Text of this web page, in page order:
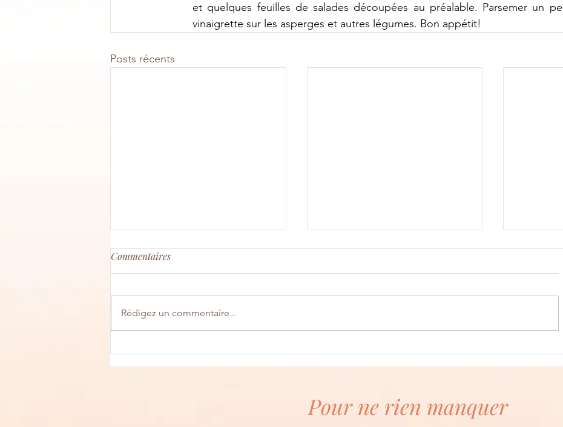
et quelques feuilles de salades découpées au préalable. Parsemer un
vinaigrette sur les asperges et autres légumes. Bon appétit!
Posts récents
épinard et tomme de chèvre
fromages et pommes de terre
Oeufs de
Commentaires
Rédigez un commentaire...
Pour ne rien manquer